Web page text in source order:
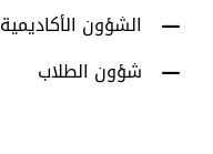
الشؤون الأكاديمية
شؤون الطلاب